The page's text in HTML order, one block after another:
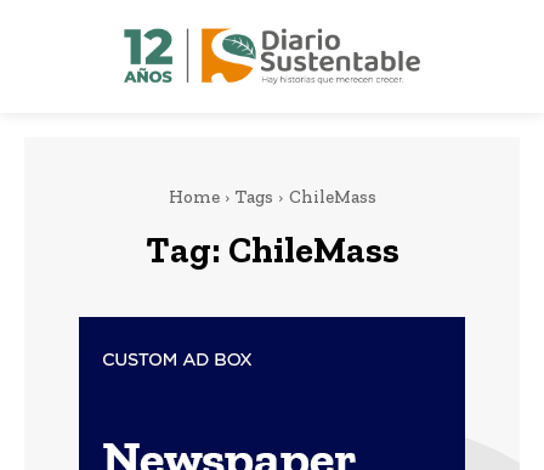
Home Tags ChileMass
Tag: ChileMass